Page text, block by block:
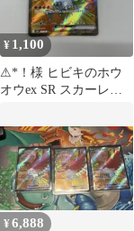
¥ 1,100
⚠*！様 ヒビキのホウ
オウex SR スカーレッ
拡張パック
¥6,888